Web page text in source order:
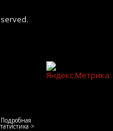
Подробная
>